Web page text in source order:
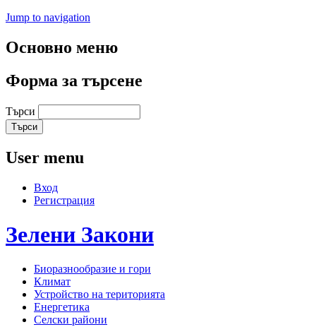
Jump to navigation
Основно меню
Форма за търсене
Търси
User menu
Вход
Регистрация
Зелени Закони
Биоразнообразие и гори
Климат
Устройство на територията
Енергетика
Селски райони